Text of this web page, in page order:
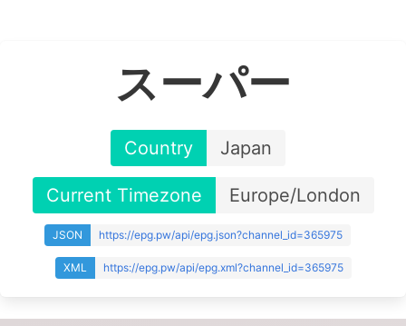
スーパー
Country Japan
Current Timezone Europe/London
JSON https://epg.pw/api/epg.json?channel_id=365975
XML https://epg.pw/api/epg.xml?channel_id=365975